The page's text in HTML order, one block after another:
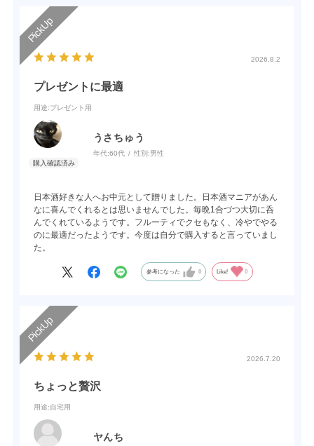
2026.8.2
プレゼントに最適
用途:プレゼント用
うさちゅう
年代:60代 性別:男性
日本酒好きな人へお中元として贈りました。日本酒マニアがあん
なに喜んでくれるとは思いませんでした。毎晩1合づつ大切に呑
んでくれているようです。フルーティでクセもなく、冷やでやる
のに最適だったようです。今度は自分で購入すると言っていまし
た。
参考になった 0 Like! 0
2026.7.20
ちょっと贅沢
用途:自宅用
ヤんち